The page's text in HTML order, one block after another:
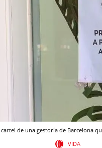
cartel de una gestoría de Barcelona
VIDA